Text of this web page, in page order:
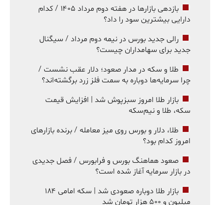
بازدهی بازارها در هفته دوم مرداد ۱۴۰۵ / کدام
دارایی بیشترین سود را داد؟
رالی جدید بورس در نیمه دوم مرداد / سیگنال
جدید برای سهامداران چیست؟
طلا و سکه در مدار صعود؛ دلار عقب نشست /
چرا سرمایه‌ها دوباره به سمت فلز زرد برگشته‌اند؟
بازار طلا امروز سبزپوش شد | افزایش قیمت
سکه، طلا و نیم‌سکه
طلا، دلار و بورس روی میز معامله / برنده بازارهای
امروز کدام بود؟
صعود هماهنگ بورس و فرابورس / فصل جدیدی
در بازار سرمایه آغاز شده است؟
بازار طلا دوباره صعودی شد | سکه امامی ۱۸۴
میلیون و ۵۰۰ هزار تومان شد